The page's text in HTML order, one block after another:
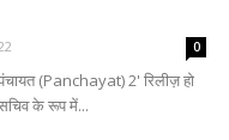
0
(Panchayat) 2' रिलीज़ हो
के रूप में...